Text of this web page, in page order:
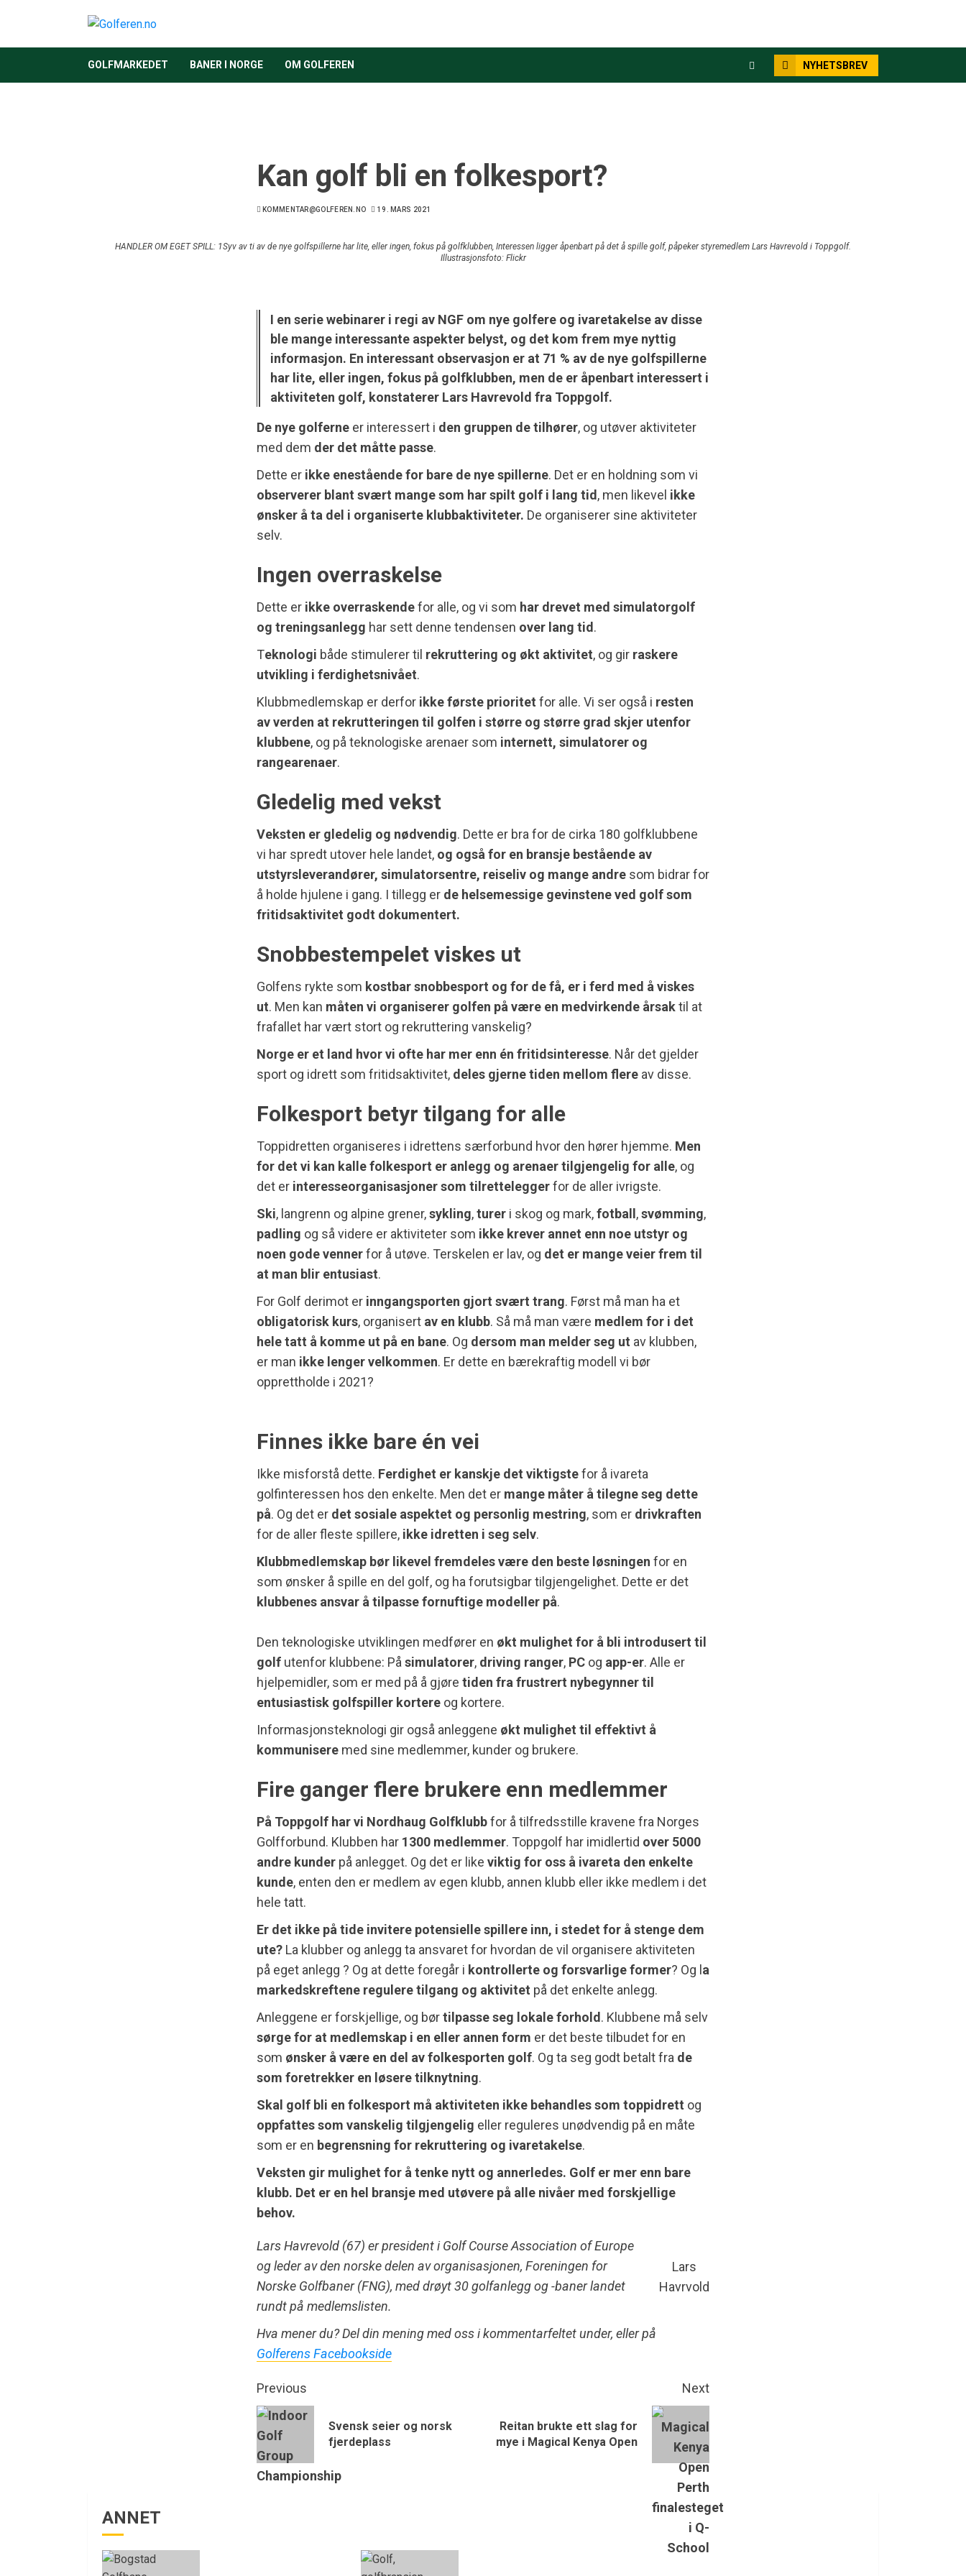
GOLFMARKEDET BANER I NORGE OM GOLFEREN NYHETSBREV
Kan golf bli en folkesport?
KOMMENTAR@GOLFEREN.NO 19. MARS 2021
HANDLER OM EGET SPILL: 1Syv av ti av de nye golfspillerne har lite, eller ingen, fokus på golfklubben, Interessen ligger åpenbart på det å spille golf, påpeker styremedlem Lars Havrevold i Toppgolf.
Illustrasjonsfoto: Flickr
I en serie webinarer i regi av NGF om nye golfere og ivaretakelse av disse
ble mange interessante aspekter belyst, og det kom frem mye nyttig
informasjon. En interessant observasjon er at 71 % av de nye golfspillerne
har lite, eller ingen, fokus på golfklubben, men de er åpenbart interessert i
aktiviteten golf, konstaterer Lars Havrevold fra Toppgolf.
De nye golferne er interessert i den gruppen de tilhører, og utøver aktiviteter
med dem der det måtte passe.
Dette er ikke enestående for bare de nye spillerne. Det er en holdning som vi
observerer blant svært mange som har spilt golf i lang tid, men likevel ikke
ønsker å ta del i organiserte klubbaktiviteter. De organiserer sine aktiviteter
selv.
Ingen overraskelse
Dette er ikke overraskendefor alle, og vi som har drevet med simulatorgolf
og treningsanlegg har sett denne tendensen over lang tid.
Teknologi både stimulerer til rekruttering og økt aktivitet, og gir raskere
utvikling i ferdighetsnivået.
Klubbmedlemskap er derfor ikke første prioritet for alle. Vi ser også i resten
av verden at rekrutteringen til golfen i større og større grad skjer utenfor
klubbene, og på teknologiske arenaer som internett, simulatorer og
rangearenaer.
Gledelig med vekst
Veksten er gledelig og nødvendig. Dette er bra for de cirka 180 golfklubbene
vi har spredt utover hele landet, og også for en bransje bestående av
utstyrsleverandører, simulatorsentre, reiseliv og mange andre som bidrar for
å holde hjulene i gang. I tillegg er de helsemessige gevinstene ved golf som
fritidsaktivitet godt dokumentert.
Snobbestempelet viskes ut
Golfens rykte som kostbar snobbesport og for de få, er i ferd med å viskes
ut. Men kan måten vi organiserer golfen på være en medvirkende årsaktil at
frafallet har vært stort og rekruttering vanskelig?
Norge er et land hvor vi ofte har mer enn én fritidsinteresse. Når det gjelder
sport og idrett som fritidsaktivitet, deles gjerne tiden mellom flere av disse.
Folkesport betyr tilgang for alle
Toppidretten organiseres i idrettens særforbund hvor den hører hjemme. Men
for det vi kan kalle folkesport er anlegg og arenaer tilgjengelig for alle, og
det er interesseorganisasjoner som tilretteleggerfor de aller ivrigste.
Ski, langrenn og alpine grener,sykling,turer i skog og mark,fotball,svømming,
padling og så videre er aktiviteter som ikke krever annet enn noe utstyr og
noen gode vennerfor å utøve. Terskelen er lav, og det er mange veier frem til
at man blir entusiast.
For Golf derimot er inngangsporten gjort svært trang. Først må man ha et
obligatorisk kurs, organisert av en klubb. Så må man være medlem for i det
hele tatt å komme ut på en bane. Og dersom man melder seg ut av klubben,
er man ikke lenger velkommen. Er dette en bærekraftig modell vi bør
opprettholde i 2021?
Finnes ikke bare én vei
Ikke misforstå dette. Ferdighet er kanskje det viktigstefor å ivareta
golfinteressen hos den enkelte. Men det er mange måter å tilegne seg dette
på. Og det er det sosiale aspektet og personlig mestring, som er drivkraften
for de aller fleste spillere, ikke idretten i seg selv.
Klubbmedlemskap bør likevel fremdeles være den beste løsningen for en
som ønsker å spille en del golf, og ha forutsigbar tilgjengelighet. Dette er det
klubbenes ansvar å tilpasse fornuftige modeller på.
Den teknologiske utviklingen medfører en økt mulighet for å bli introdusert til
golf utenfor klubbene: På simulatorer, driving ranger, PC og app-er. Alle er
hjelpemidler, som er med på å gjøre tiden fra frustrert nybegynner til
entusiastisk golfspiller kortere og kortere.
Informasjonsteknologi gir også anleggene økt mulighet til effektivt å
kommunisere med sine medlemmer, kunder og brukere.
Fire ganger flere brukere enn medlemmer
På Toppgolf har vi Nordhaug Golfklubbfor å tilfredsstille kravene fra Norges
Golfforbund. Klubben har 1300 medlemmer. Toppgolf har imidlertid over 5000
andre kunder på anlegget. Og det er like viktig for oss å ivareta den enkelte
kunde, enten den er medlem av egen klubb, annen klubb eller ikke medlem i det
hele tatt.
Er det ikke på tide invitere potensielle spillere inn, i stedet for å stenge dem
ute? La klubber og anlegg ta ansvaret for hvordan de vil organisere aktiviteten
på eget anlegg ? Og at dette foregår i kontrollerte og forsvarlige former? Og la
markedskreftene regulere tilgang og aktivitet på det enkelte anlegg.
Anleggene er forskjellige, og børtilpasse seg lokale forhold. Klubbene må selv
sørge for at medlemskap i en eller annen form er det beste tilbudet for en
som ønsker å være en del av folkesporten golf. Og ta seg godt betalt fra de
som foretrekker en løsere tilknytning.
Skal golf bli en folkesport må aktiviteten ikke behandles som toppidrett og
oppfattes som vanskelig tilgjengelig eller reguleres unødvendig på en måte
som er en begrensning for rekruttering og ivaretakelse.
Veksten gir mulighet for å tenke nytt og annerledes. Golf er mer enn bare
klubb. Det er en hel bransje med utøvere på alle nivåer med forskjellige
behov.
Lars
Havrvold
Lars Havrevold (67) er president i Golf Course Association of Europe
og leder av den norske delen av organisasjonen, Foreningen for
Norske Golfbaner (FNG), med drøyt 30 golfanlegg og -baner landet
rundt på medlemslisten.
Hva mener du? Del din mening med oss i kommentarfeltet under, eller på
Golferens Facebookside
Previous
Svensk seier og norsk
fjerdeplass
Next
Reitan brukte ett slag for
mye i Magical Kenya Open
ANNET